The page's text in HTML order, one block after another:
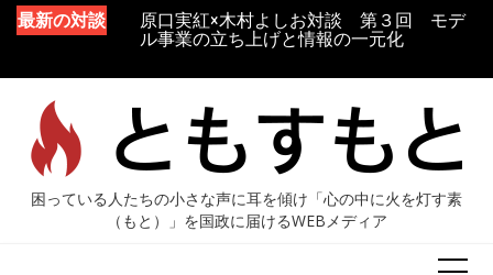
最新の対談
第１回 生き
診療
原口実紅×木村よしお対談 第３回 モデ
ル事業の立ち上げと情報の一元化